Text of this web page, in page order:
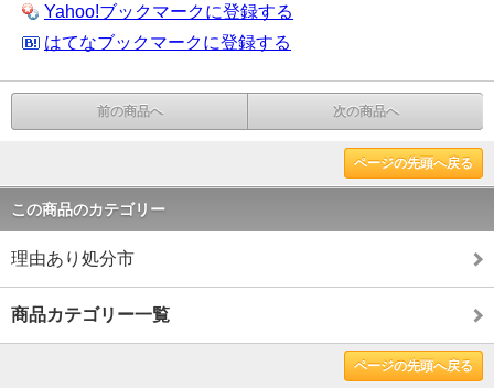
Yahoo!ブックマークに登録する
はてなブックマークに登録する
前の商品へ 次の商品へ
ページの先頭へ戻る
この商品のカテゴリー
理由あり処分市
商品カテゴリー一覧
ページの先頭へ戻る